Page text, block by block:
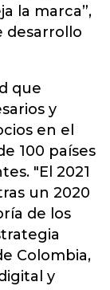
la marca”,
desarrollo
que
y
en el
100 países
"El 2021
un 2020
de los
Colombia,
y